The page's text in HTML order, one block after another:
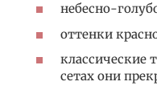
небесно-
оттенки
классические
сетах они